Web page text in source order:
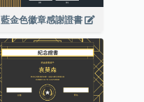
藍金色徽章感謝證書